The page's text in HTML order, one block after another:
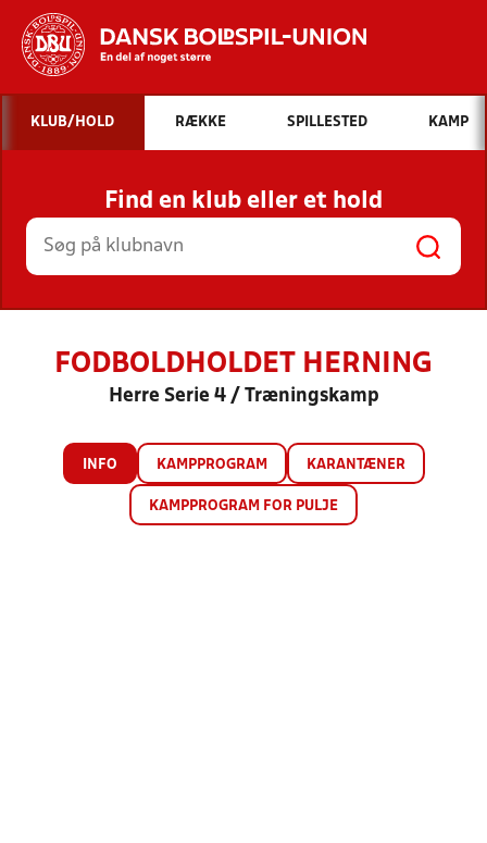
Hvad vil du søge efter?
INDHOLD OG NYHEDER
STILLINGER, RESULTATER, KLUBBER OG
HOLD
KLUB/HOLD RÆKKE SPILLESTED KAMP
Find en klub eller et hold
FODBOLDHOLDET HERNING
Herre Serie 4 / Træningskamp
INFO KAMPPROGRAM KARANTÆNER
KAMPPROGRAM FOR PULJE